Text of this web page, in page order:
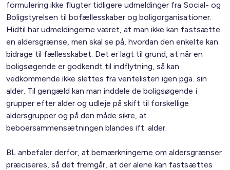
formulering ikke flugter tidligere udmeldinger fra Social- og
Boligstyrelsen til bofællesskaber og boligorganisationer.
Hidtil har udmeldingerne været, at man ikke kan fastsætte
en aldersgrænse, men skal se på, hvordan den enkelte kan
bidrage til fællesskabet. Det er lagt til grund, at når en
boligsøgende er godkendt til indflytning, så kan
vedkommende ikke slettes fra ventelisten igen pga. sin
alder. Til gengæld kan man inddele de boligsøgende i
grupper efter alder og udleje på skift til forskellige
aldersgrupper og på den måde sikre, at
beboersammensætningen blandes ift. alder.
BL anbefaler derfor, at bemærkningerne om aldersgrænser
præciseres, så det fremgår, at der alene kan fastsættes